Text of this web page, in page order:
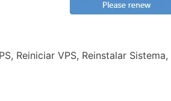
VPS, Reinstalar Sistema,